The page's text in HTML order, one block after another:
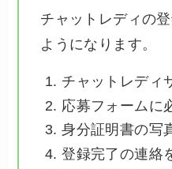
チャットレディの
ようになります。
チャットレディ
応募フォームに
身分証明書の写
登録完了の連絡